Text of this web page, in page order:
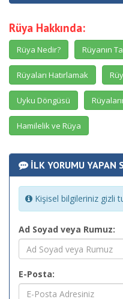
Rüya Hakkında:
Rüya Nedir? Rüyanın
Rüyaları Hatırlamak
Uyku Döngüsü
Hamilelik ve Rüya
İLK YORUMU YAPAN
Kişisel bilgileriniz gizli
Ad Soyad veya Rumuz:
E-Posta: